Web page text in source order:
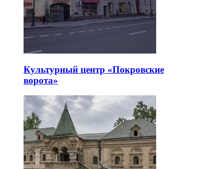
Культурный центр «Покровские
ворота»